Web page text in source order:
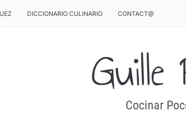
DICCIONARIO CULINARIO CONTACT@
Guille
Cocinar